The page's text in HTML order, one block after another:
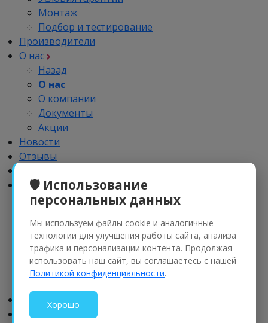
🛡️ Использование
персональных данных
Мы используем файлы cookie и аналогичные
технологии для улучшения работы сайта, анализа
трафика и персонализации контента. Продолжая
использовать наш сайт, вы соглашаетесь с нашей
Политикой конфиденциальности.
Хорошо
Монтаж
Подбор и тестирование
Производители
О нас
Назад
О нас
О компании
Документы
Акции
Новости
Отзывы
Дилерам
Назад
Обучение
Реклама
Партнерский портфель
Рализация проектов
Доставка и оплата
Контакты